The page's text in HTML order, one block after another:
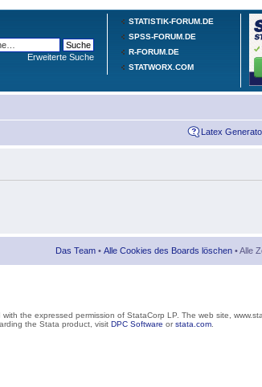
STATISTIK-FORUM.DE
SPSS-FORUM.DE
R-FORUM.DE
STATWORX.COM
Erweiterte Suche
Latex
Das Team • Alle Cookies des Boards löschen • Alle
the expressed permission of StataCorp LP. The web site,
the Stata product, visit DPC Software orstata.com